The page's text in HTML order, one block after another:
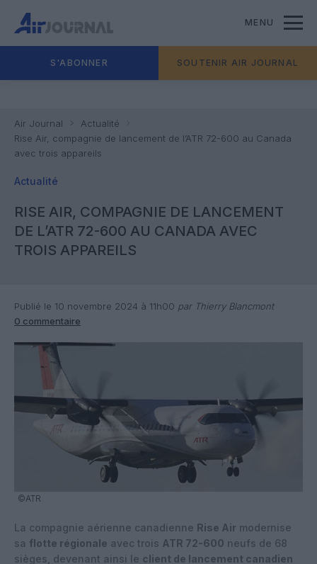
MENU
S'ABONNER SOUTENIR AIR JOURNAL
Air Journal
Actualité
Rise Air, compagnie de lancement de l’ATR 72-600 au Canada
avec trois appareils
Actualité
RISE AIR, COMPAGNIE DE LANCEMENT
DE L’ATR 72-600 AU CANADA AVEC
TROIS APPAREILS
Publié le 10 novembre 2024 à 11h00 par Thierry Blancmont
0 commentaire
©ATR
La compagnie aérienne canadienne Rise Air modernise
sa flotte régionale avec trois ATR 72-600 neufs de 68
sièges, devenant ainsi le client de lancement canadien